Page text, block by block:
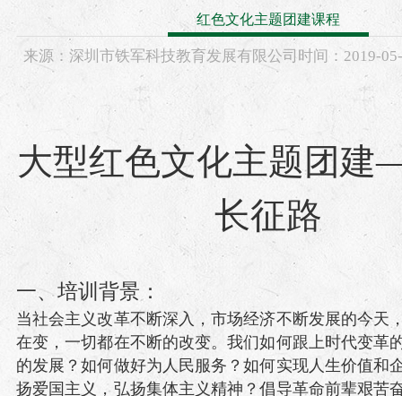
红色文化主题团建课程
来源： 深圳市铁军科技教育发展有限公司 时间： 2019-
大型红色文化主题团
长征路
一、培训背景：
当社会主义改革不断深入，市场经济不断发展的今天
在变，一切都在不断的改变。我们如何跟上时代变革
的发展？如何做好为人民服务？如何实现人生价值和
扬爱国主义，弘扬集体主义精神？倡导革命前辈艰苦